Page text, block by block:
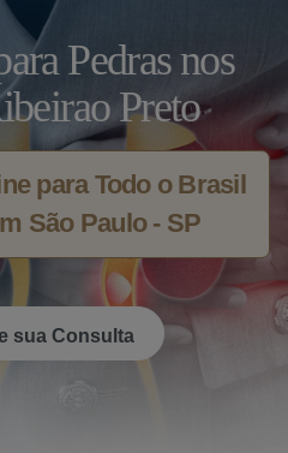
Pedras nos
Preto
para Todo o Brasil
São Paulo - SP
sua Consulta